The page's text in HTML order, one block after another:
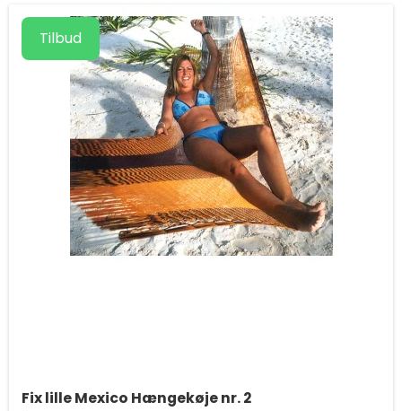
Tilbud
Fix lille Mexico Hængekøje nr. 2